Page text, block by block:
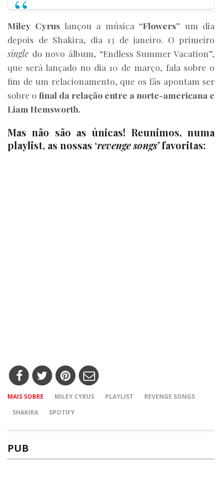
Miley Cyrus lançou a música “Flowers” um dia
depois de Shakira, dia 13 de janeiro. O primeiro
single do novo álbum, “Endless Summer Vacation”,
que será lançado no dia 10 de março, fala sobre o
fim de um relacionamento, que os fãs apontam ser
sobre o final da relação entre a norte-americana e
Liam Hemsworth.
Mas não são as únicas! Reunimos, numa
playlist, as nossas ‘revenge songs’favoritas:
MAIS SOBRE MILEY CYRUS PLAYLIST
REVENGE SONGS
SHAKIRA
SPOTIFY
PUB